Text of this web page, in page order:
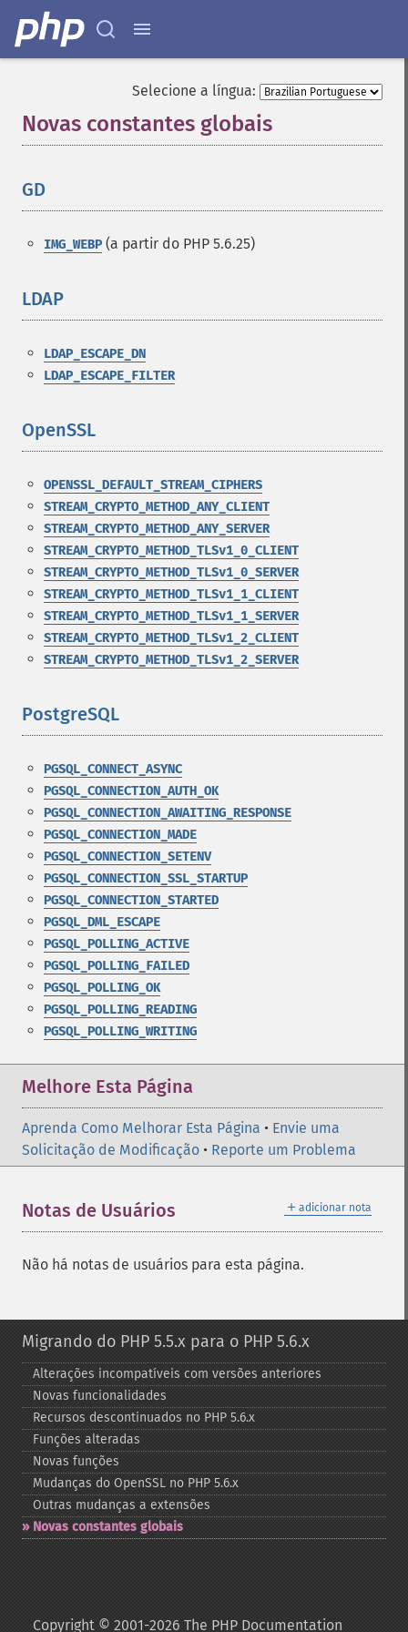
Selecione a língua:
Novas constantes globais
GD
IMG_WEBP (a partir do PHP 5.6.25)
LDAP
LDAP_ESCAPE_DN
LDAP_ESCAPE_FILTER
OpenSSL
OPENSSL_DEFAULT_STREAM_CIPHERS
STREAM_CRYPTO_METHOD_ANY_CLIENT
STREAM_CRYPTO_METHOD_ANY_SERVER
STREAM_CRYPTO_METHOD_TLSv1_0_CLIENT
STREAM_CRYPTO_METHOD_TLSv1_0_SERVER
STREAM_CRYPTO_METHOD_TLSv1_1_CLIENT
STREAM_CRYPTO_METHOD_TLSv1_1_SERVER
STREAM_CRYPTO_METHOD_TLSv1_2_CLIENT
STREAM_CRYPTO_METHOD_TLSv1_2_SERVER
PostgreSQL
PGSQL_CONNECT_ASYNC
PGSQL_CONNECTION_AUTH_OK
PGSQL_CONNECTION_AWAITING_RESPONSE
PGSQL_CONNECTION_MADE
PGSQL_CONNECTION_SETENV
PGSQL_CONNECTION_SSL_STARTUP
PGSQL_CONNECTION_STARTED
PGSQL_DML_ESCAPE
PGSQL_POLLING_ACTIVE
PGSQL_POLLING_FAILED
PGSQL_POLLING_OK
PGSQL_POLLING_READING
PGSQL_POLLING_WRITING
Melhore Esta Página
Aprenda Como Melhorar Esta Página • Envie uma
Solicitação de Modificação • Reporte um Problema
＋ adicionar nota
Notas de Usuários
Não há notas de usuários para esta página.
Migrando do PHP 5.5.x para o PHP 5.6.x
Alterações incompatíveis com versões anteriores
Novas funcionalidades
Recursos descontinuados no PHP 5.6.x
Funções alteradas
Novas funções
Mudanças do OpenSSL no PHP 5.6.x
Outras mudanças a extensões
Novas constantes globais
Copyright © 2001-2026 The PHP Documentation